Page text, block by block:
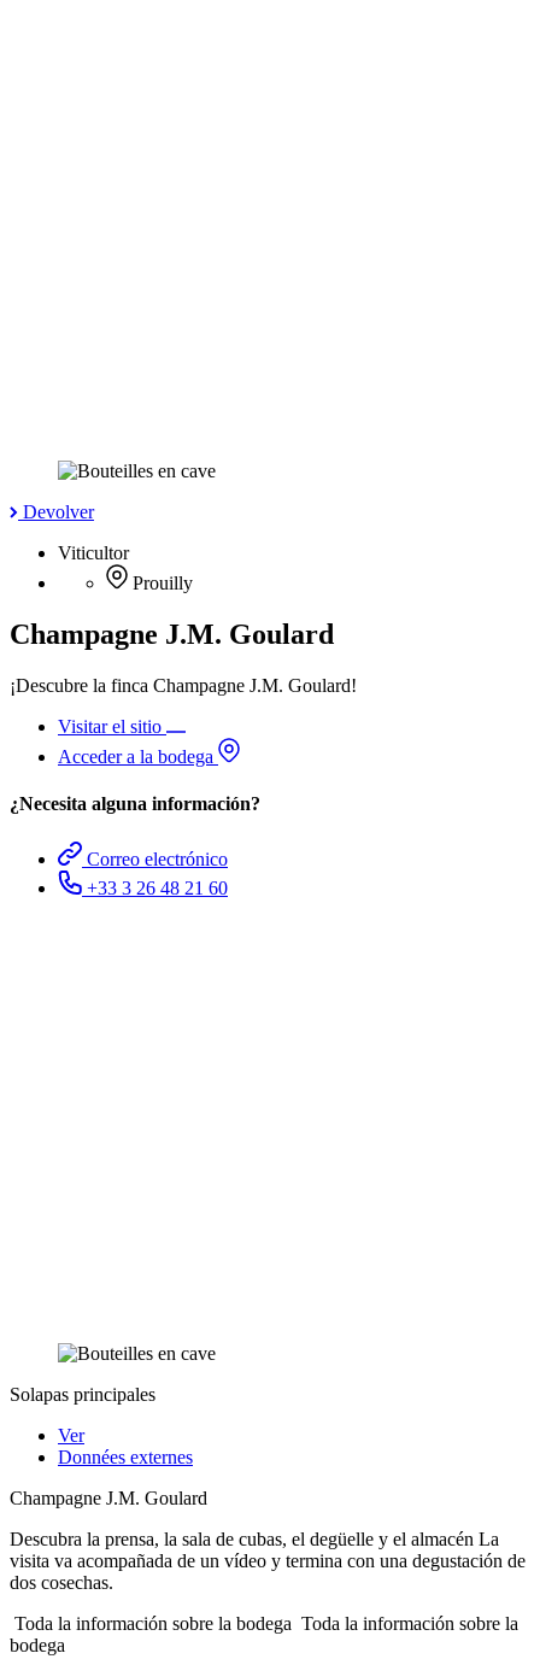
Devolver
Viticultor
Prouilly
Champagne J.M. Goulard
¡Descubre la finca Champagne J.M. Goulard!
Visitar el sitio
Acceder a la bodega
¿Necesita alguna información?
Correo electrónico
+33 3 26 48 21 60
Solapas principales
Ver
Données externes
Champagne J.M. Goulard
Descubra la prensa, la sala de cubas, el degüelle y el almacén La
visita va acompañada de un vídeo y termina con una degustación de
dos cosechas.
Toda la información sobre la bodega Toda la información sobre la
bodega